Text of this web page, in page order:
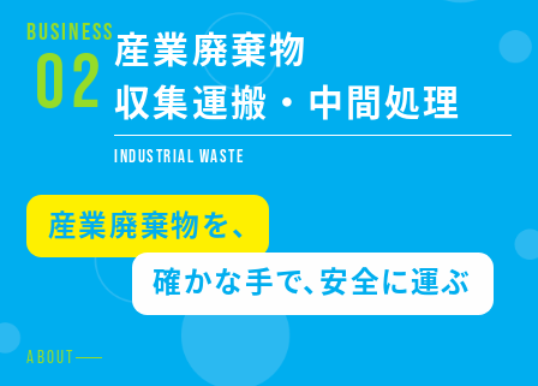
BUSINESS
02 産業廃棄物
収集運搬・中間処理
INDUSTRIAL WASTE
産業廃棄物を、
確かな手で、安全に運ぶ
ABOUT